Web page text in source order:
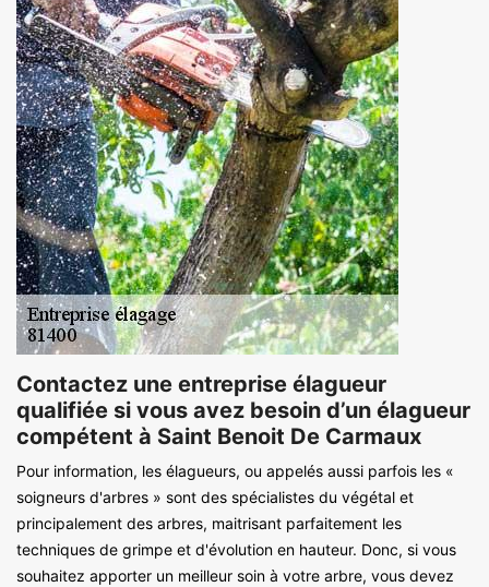
Contactez une entreprise élagueur
qualifiée si vous avez besoin d’un élagueur
compétent à Saint Benoit De Carmaux
Pour information, les élagueurs, ou appelés aussi parfois les «
soigneurs d'arbres » sont des spécialistes du végétal et
principalement des arbres, maitrisant parfaitement les
techniques de grimpe et d'évolution en hauteur. Donc, si vous
souhaitez apporter un meilleur soin à votre arbre, vous devez